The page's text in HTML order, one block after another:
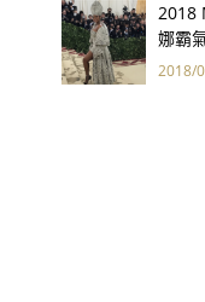
2018
娜霸
使翅
2018/